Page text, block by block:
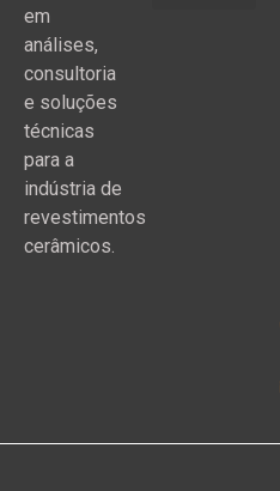
em
análises,
consultoria
e soluções
técnicas
para a
indústria de
revestimentos
cerâmicos.